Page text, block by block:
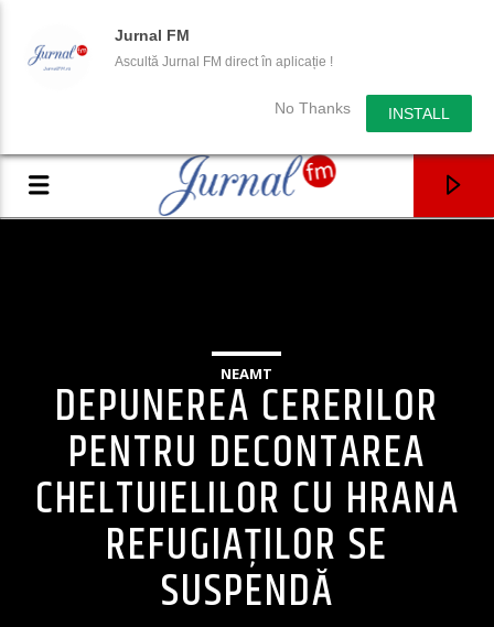
Jurnal FM
Ascultă Jurnal FM direct în aplicație !
No Thanks INSTALL
NEAMT
DEPUNEREA CERERILOR
PENTRU DECONTAREA
CHELTUIELILOR CU HRANA
REFUGIAȚILOR SE
SUSPENDĂ